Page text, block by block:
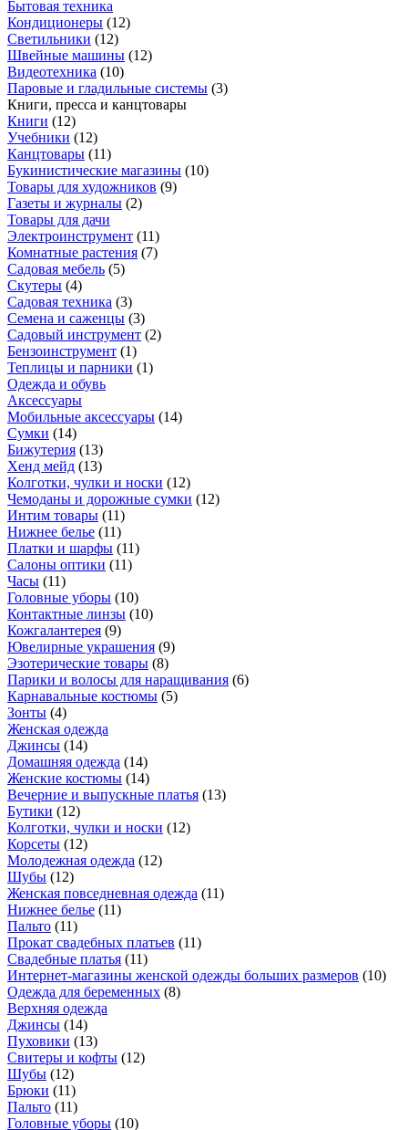
Бытовая техника
Кондиционеры (12)
Светильники (12)
Швейные машины (12)
Видеотехника (10)
Паровые и гладильные системы (3)
Книги, пресса и канцтовары
Книги (12)
Учебники (12)
Канцтовары (11)
Букинистические магазины (10)
Товары для художников (9)
Газеты и журналы (2)
Товары для дачи
Электроинструмент (11)
Комнатные растения (7)
Садовая мебель (5)
Скутеры (4)
Садовая техника (3)
Семена и саженцы (3)
Садовый инструмент (2)
Бензоинструмент (1)
Теплицы и парники (1)
Одежда и обувь
Аксессуары
Мобильные аксессуары (14)
Сумки (14)
Бижутерия (13)
Хенд мейд (13)
Колготки, чулки и носки (12)
Чемоданы и дорожные сумки (12)
Интим товары (11)
Нижнее белье (11)
Платки и шарфы (11)
Салоны оптики (11)
Часы (11)
Головные уборы (10)
Контактные линзы (10)
Кожгалантерея (9)
Ювелирные украшения (9)
Эзотерические товары (8)
Парики и волосы для наращивания (6)
Карнавальные костюмы (5)
Зонты (4)
Женская одежда
Джинсы (14)
Домашняя одежда (14)
Женские костюмы (14)
Вечерние и выпускные платья (13)
Бутики (12)
Колготки, чулки и носки (12)
Корсеты (12)
Молодежная одежда (12)
Шубы (12)
Женская повседневная одежда (11)
Нижнее белье (11)
Пальто (11)
Прокат свадебных платьев (11)
Свадебные платья (11)
Интернет-магазины женской одежды больших размеров (10)
Одежда для беременных (8)
Верхняя одежда
Джинсы (14)
Пуховики (13)
Свитеры и кофты (12)
Шубы (12)
Брюки (11)
Пальто (11)
Головные уборы (10)